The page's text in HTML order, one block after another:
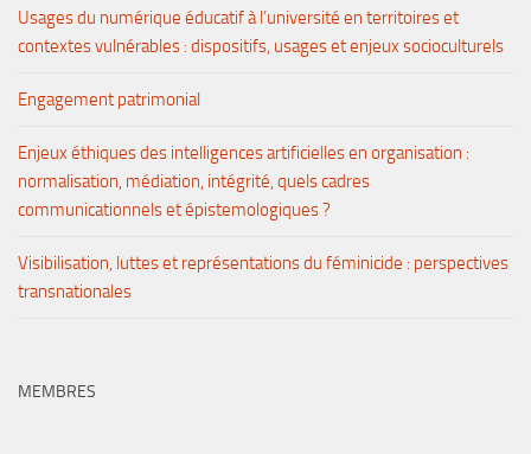
Usages du numérique éducatif à l’université en territoires et
contextes vulnérables : dispositifs, usages et enjeux socioculturels
Engagement patrimonial
Enjeux éthiques des intelligences artificielles en organisation :
normalisation, médiation, intégrité, quels cadres
communicationnels et épistemologiques ?
Visibilisation, luttes et représentations du féminicide : perspectives
transnationales
MEMBRES